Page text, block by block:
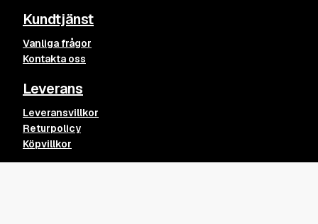
Kundtjänst
Vanliga frågor
Kontakta oss
Leverans
Leveransvillkor
Returpolicy
Köpvillkor